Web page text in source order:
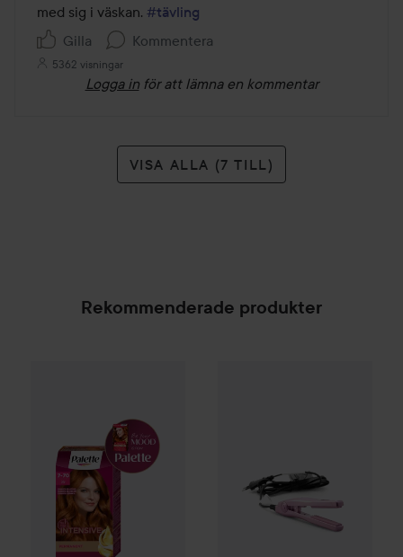
med sig i väskan. #tävling
Gilla
Kommentera
5362 visningar
Logga in för att lämna en kommentar
VISA ALLA (7 TILL)
Rekommenderade produkter